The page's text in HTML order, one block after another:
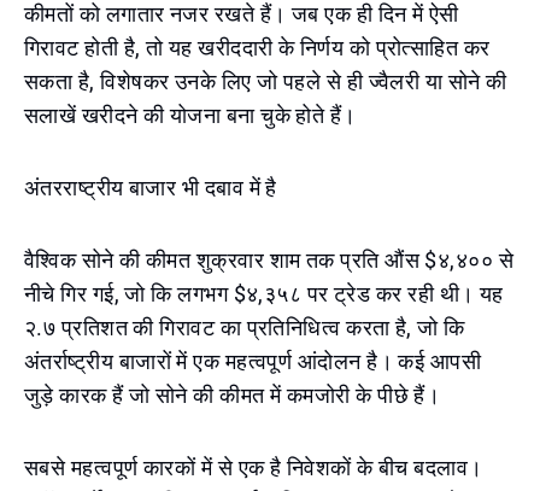
कीमतों को लगातार नजर रखते हैं। जब एक ही दिन में ऐसी
गिरावट होती है, तो यह खरीददारी के निर्णय को प्रोत्साहित कर
सकता है, विशेषकर उनके लिए जो पहले से ही ज्वैलरी या सोने की
सलाखें खरीदने की योजना बना चुके होते हैं।
अंतरराष्ट्रीय बाजार भी दबाव में है
वैश्विक सोने की कीमत शुक्रवार शाम तक प्रति औंस $४,४०० से
नीचे गिर गई, जो कि लगभग $४,३५८ पर ट्रेड कर रही थी। यह
२.७ प्रतिशत की गिरावट का प्रतिनिधित्व करता है, जो कि
अंतर्राष्ट्रीय बाजारों में एक महत्वपूर्ण आंदोलन है। कई आपसी
जुड़े कारक हैं जो सोने की कीमत में कमजोरी के पीछे हैं।
सबसे महत्वपूर्ण कारकों में से एक है निवेशकों के बीच बदलाव।